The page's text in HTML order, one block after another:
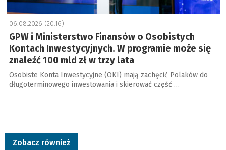
06.08.2026 (20:16)
GPW i Ministerstwo Finansów o Osobistych
Kontach Inwestycyjnych. W programie może się
znaleźć 100 mld zł w trzy lata
Osobiste Konta Inwestycyjne (OKI) mają zachęcić Polaków do
długoterminowego inwestowania i skierować część …
Zobacz również